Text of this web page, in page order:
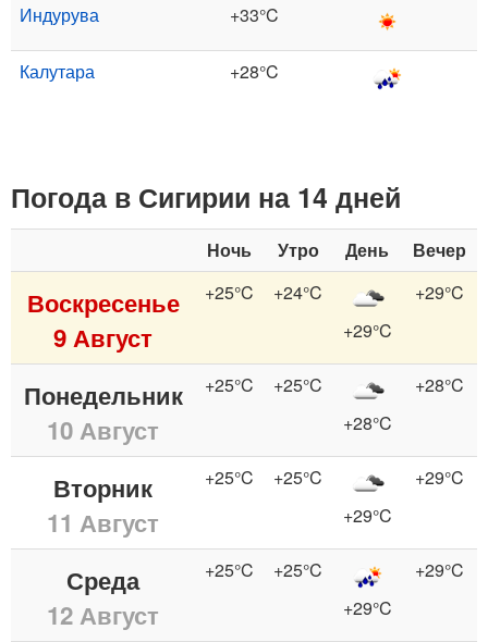
Индурува +33°C
Калутара +28°C
Погода в Сигирии на 14 дней
Ночь Утро День Вечер
Воскресенье
9 Август
+25°C
+24°C
+29°C
+29°C
Понедельник
10 Август
+25°C
+25°C
+28°C
+28°C
Вторник
11 Август
+25°C
+25°C
+29°C
+29°C
Среда
12 Август
+25°C
+25°C
+29°C
+29°C